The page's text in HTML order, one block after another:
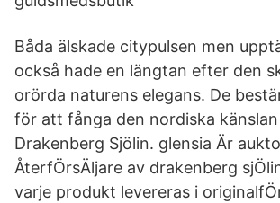
Båda älskade citypulsen men
också hade en längtan efter den
orörda naturens elegans. De
för att fånga den nordiska
Drakenberg Sjölin. glensia Är
ÅterfÖrsÄljare av drakenberg
varje produkt levereras i